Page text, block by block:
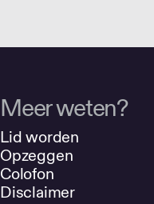
Meer weten?
Lid worden
Opzeggen
Colofon
Disclaimer